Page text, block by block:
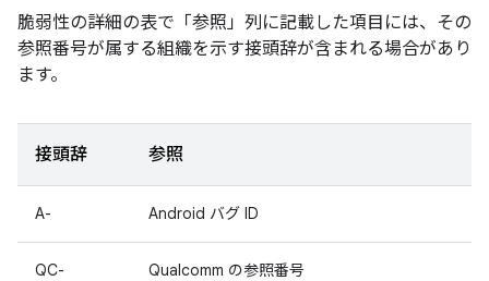
脆弱性の詳細の表で「参照」列に記載した項目には、その
参照番号が属する組織を示す接頭辞が含まれる場合があり
ます。
接頭辞 参照
A- Android バグ ID
QC- Qualcomm の参照番号